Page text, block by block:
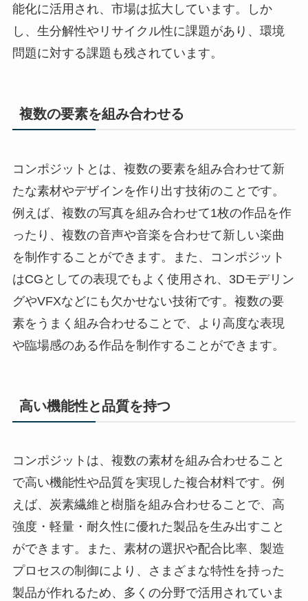
能化に活用され、市場は拡大しています。しか
し、生分解性やリサイクル性に課題があり、環境
問題に対する課題も残されています。
複数の要素を組み合わせる
コンポジットとは、複数の要素を組み合わせて新
たな素材やデザインを作り出す技術のことです。
例えば、複数の写真を組み合わせて1枚の作品を作
ったり、複数の音声や音楽を合わせて新しい楽曲
を制作することができます。また、コンポジット
はCGとしての表現でもよく使用され、3Dモデリン
グやVFXなどにも欠かせない技術です。複数の要
素をうまく組み合わせることで、より高度な表現
や臨場感のある作品を制作することができます。
高い機能性と品質を持つ
コンポジットは、複数の素材を組み合わせること
で高い機能性や品質を実現した複合材料です。例
えば、炭素繊維と樹脂を組み合わせることで、高
強度・軽量・耐久性に優れた製品を生み出すこと
ができます。また、素材の選択や配合比率、製造
プロセスの制御により、さまざまな特性を持った
製品が作れるため、多くの分野で活用されていま